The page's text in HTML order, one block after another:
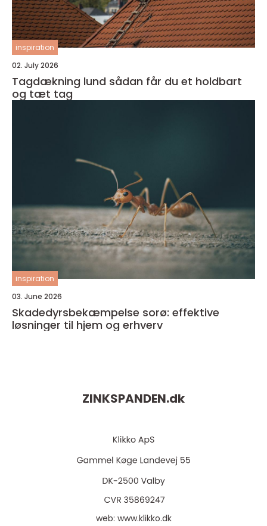
inspiration
02. July 2026
Tagdækning lund sådan får du et holdbart
og tæt tag
inspiration
03. June 2026
Skadedyrsbekæmpelse sorø: effektive
løsninger til hjem og erhverv
ZINKSPANDEN.dk
web: www.klikko.dk